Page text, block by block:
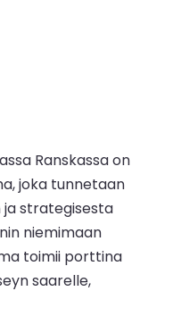
Ranskassa on
joka tunnetaan
strategisesta
niemimaan
toimii porttina
saarelle,